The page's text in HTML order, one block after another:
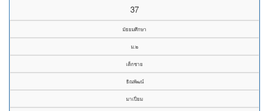
37
มัธยมศึกษา
ม.๒
เด็กชาย
ธิณพัฒน์
มาเปี่ยม